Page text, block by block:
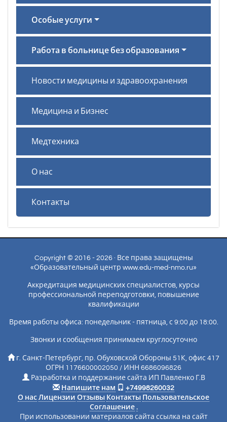
Особые услуги
Работа в больнице без образования
Новости медицины и здравоохранения
Медицина и Бизнес
Медтехника
О нас
Контакты
Copyright © 2016 - 2026 · Все права защищены
«Образовательный центр www.edu-med-nmo.ru»
Аккредитация медицинских специалистов, курсы
профессиональной переподготовки, повышение
квалификации
Время работы офиса: понедельник - пятница, с 9:00 до 18:00.
Звонки и сообщения принимаем круглосуточно
г. Санкт-Петербург, пр. Обуховской Обороны 51К, офис 417
ОГРН 1176600002050 / ИНН 6686096826
Разработка и поддержание сайта ИП Павленко Г.В
Напишите нам
+74998260032
О нас Лицензии Отзывы Контакты Пользовательское
Соглашение .
При использовании материалов сайта ссылка на сайт